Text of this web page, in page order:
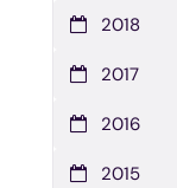
2018
2017
2016
2015